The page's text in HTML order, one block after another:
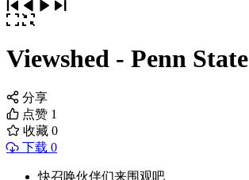
Viewshed - Penn State
分享
点赞 1
收藏 0
下载 0
快召唤伙伴们来围观吧